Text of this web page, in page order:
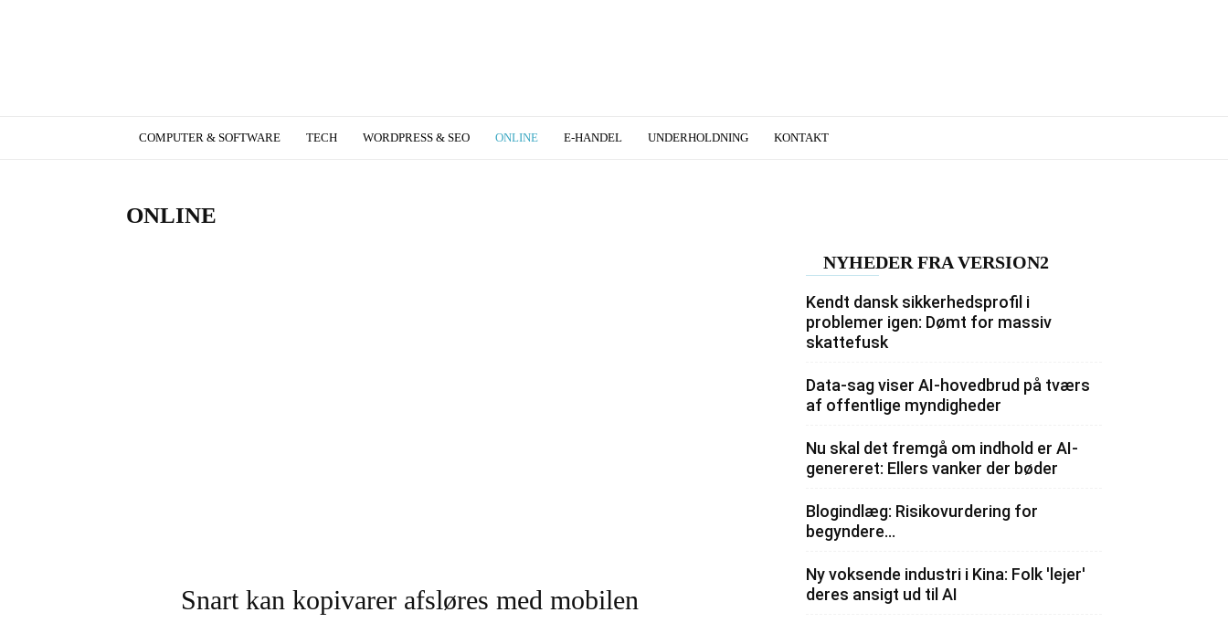
COMPUTER & SOFTWARE TECH WORDPRESS & SEO ONLINE E-HANDEL UNDERHOLDNING KONTAKT
ONLINE
Snart kan kopivarer afsløres med mobilen
NYHEDER FRA VERSION2
Kendt dansk sikkerhedsprofil i
problemer igen: Dømt for massiv
skattefusk
Data-sag viser AI-hovedbrud på tværs
af offentlige myndigheder
Nu skal det fremgå om indhold er AI-
genereret: Ellers vanker der bøder
Blogindlæg: Risikovurdering for
begyndere…
Ny voksende industri i Kina: Folk 'lejer'
deres ansigt ud til AI